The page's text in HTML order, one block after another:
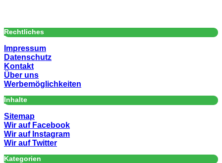
Rechtliches
Impressum
Datenschutz
Kontakt
Über uns
Werbemöglichkeiten
Inhalte
Sitemap
Wir auf Facebook
Wir auf Instagram
Wir auf Twitter
Kategorien